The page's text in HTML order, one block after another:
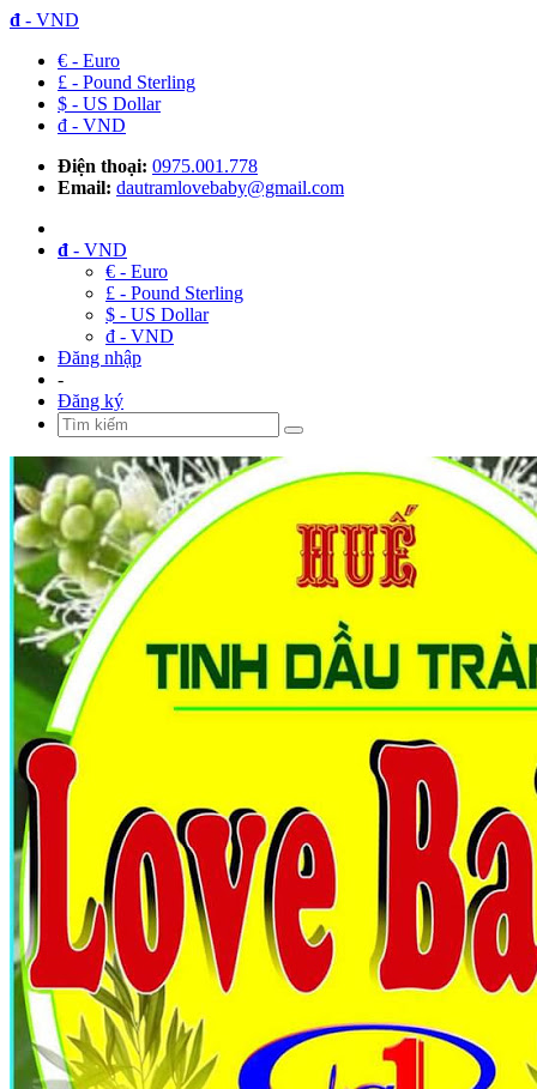
đ - VND
€ - Euro
£ - Pound Sterling
$ - US Dollar
đ - VND
Điện thoại: 0975.001.778
Email: dautramlovebaby@gmail.com
đ - VND
€ - Euro
£ - Pound Sterling
$ - US Dollar
đ - VND
Đăng nhập
-
Đăng ký